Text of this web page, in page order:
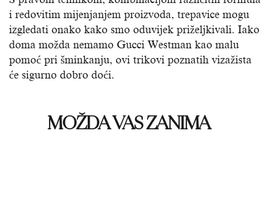
i redovitim mijenjanjem proizvoda, trepavice mogu
izgledati onako kako smo oduvijek priželjkivali. Iako
doma možda nemamo Gucci Westman kao malu
pomoć pri šminkanju, ovi trikovi poznatih vizažista
će sigurno dobro doći.
MOŽDA VAS ZANIMA